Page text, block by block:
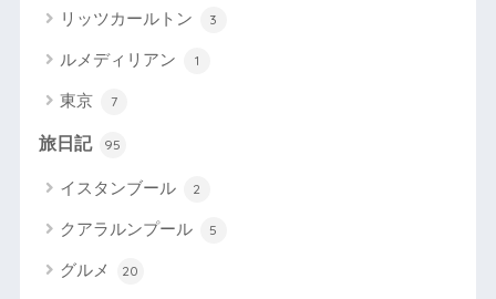
リッツカールトン 3
ルメディリアン 1
東京 7
旅日記 95
イスタンブール 2
クアラルンプール 5
グルメ 20